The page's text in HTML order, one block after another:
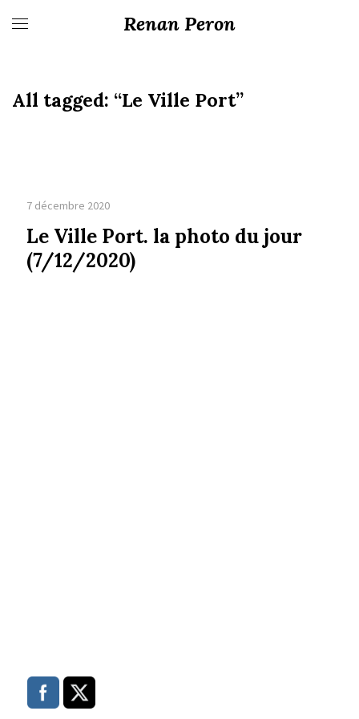
Renan Peron
All tagged: “Le Ville Port”
7 décembre 2020
Le Ville Port. la photo du jour
(7/12/2020)